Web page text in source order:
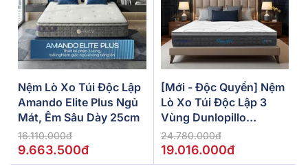
Nệm Lò Xo Túi Độc Lập
Amando Elite Plus Ngủ
Mát, Êm Sâu Dày 25cm
16.110.000đ
9.663.500đ
[Mới - Độc Quyền] Nệm
Lò Xo Túi Độc Lập 3
Vùng Dunlopillo
De.Stress Powerful
24.780.000đ
19.016.000đ